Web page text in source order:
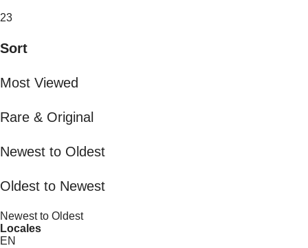
23
Sort
Most Viewed
Rare & Original
Newest to Oldest
Oldest to Newest
Newest to Oldest
Locales
EN